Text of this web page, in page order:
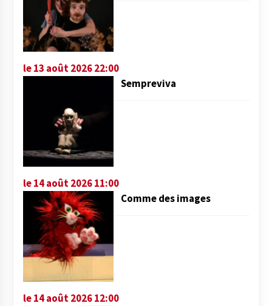
le 13 août 2026 22:00
Sempreviva
le 14 août 2026 11:00
Comme des images
le 14 août 2026 12:00